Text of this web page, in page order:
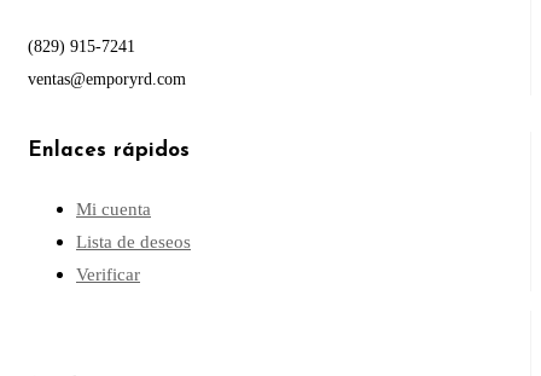
(829) 915-7241
ventas@emporyrd.com
Enlaces rápidos
Mi cuenta
Lista de deseos
Verificar